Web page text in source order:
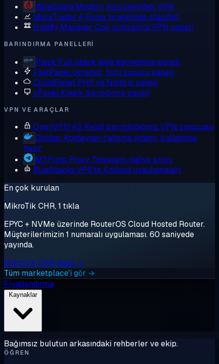
WireGuard Modern, hızlı çekirdek VPN
MetaTrader 4 Forex ticaretinde standart
Hiddify Manager Çok protokollü VPN paneli
BARINDIRMA PANELLERI
Plesk Full-stack web barındırma paneli
FastPanel Ücretsiz, hızlı sunucu paneli
CloudPanel PHP ve Node.js paneli
cPanel Klasik barındırma paneli
VPN VE ARAÇLAR
OpenVPN AS Kendi barındırdığınız VPN sunucusu
Docker Konteyner çalışma ortamı, kullanıma
hazır
MTProto Proxy Telegram-native proxy
BlueStacks VPS'te Android uygulamaları
En çok kurulan
MikroTik CHR, 1 tıkla
EPYC + NVMe üzerinde RouterOS Cloud Hosted Router.
Müşterilerimizin 1 numaralı uygulaması. 60 saniyede
yayında.
MikroTik CHR dağıt →
Tüm marketplace'i gör →
Fiyatlandırma
Kaynaklar
Bağımsız bulutun arkasındaki rehberler ve ekip.
ÖĞREN